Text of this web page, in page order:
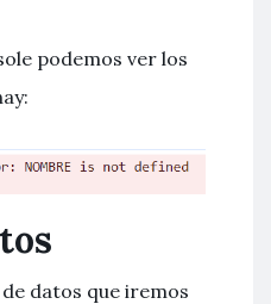
podemos ver los
datos que iremos